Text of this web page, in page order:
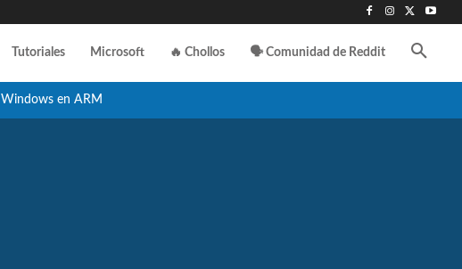
Tutoriales Microsoft 🔥 Chollos 🗣️ Comunidad de Reddit
Windows en ARM